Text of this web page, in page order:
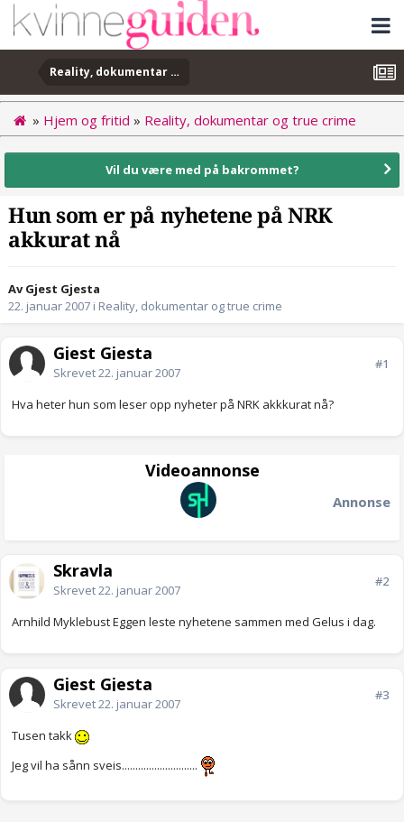
Reality, dokumentar og true crime
» Hjem og fritid » Reality, dokumentar og true crime
Vil du være med på bakrommet?
Hun som er på nyhetene på NRK
akkurat nå
Av Gjest Gjesta
22. januar 2007 i Reality, dokumentar og true crime
Gjest Gjesta
Skrevet22. januar 2007
#1
Hva heter hun som leser opp nyheter på NRK akkkurat nå?
Videoannonse
Annonse
Skravla
Skrevet22. januar 2007
#2
Arnhild Myklebust Eggen leste nyhetene sammen med Gelus i dag.
Gjest Gjesta
Skrevet22. januar 2007
#3
Tusen takk
Jeg vil ha sånn sveis............................